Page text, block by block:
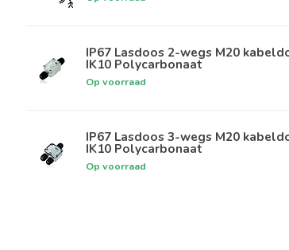
IP67 Lasdoos 2-wegs M20
IK10 Polycarbonaat
Op voorraad
IP67 Lasdoos 3-wegs M20
IK10 Polycarbonaat
Op voorraad